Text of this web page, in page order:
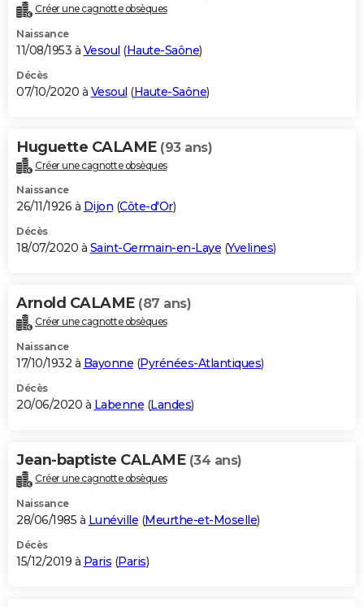
Créer une cagnotte obsèques
Naissance
11/08/1953 à Vesoul (Haute-Saône)
Décès
07/10/2020 à Vesoul (Haute-Saône)
Huguette CALAME (93 ans)
Créer une cagnotte obsèques
Naissance
26/11/1926 à Dijon (Côte-d'Or)
Décès
18/07/2020 à Saint-Germain-en-Laye (Yvelines)
Arnold CALAME (87 ans)
Créer une cagnotte obsèques
Naissance
17/10/1932 à Bayonne (Pyrénées-Atlantiques)
Décès
20/06/2020 à Labenne (Landes)
Jean-baptiste CALAME (34 ans)
Créer une cagnotte obsèques
Naissance
28/06/1985 à Lunéville (Meurthe-et-Moselle)
Décès
15/12/2019 à Paris (Paris)